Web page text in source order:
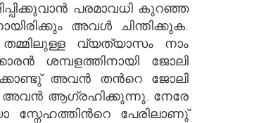
അവള്‍ ചിന്തിക്കുക.
വ്യത്യാസം നാം
അവന്‍ തന്‍റെ ജോലി
അവന്‍ ആഗ്രഹിക്കുന്നു. നേരേ